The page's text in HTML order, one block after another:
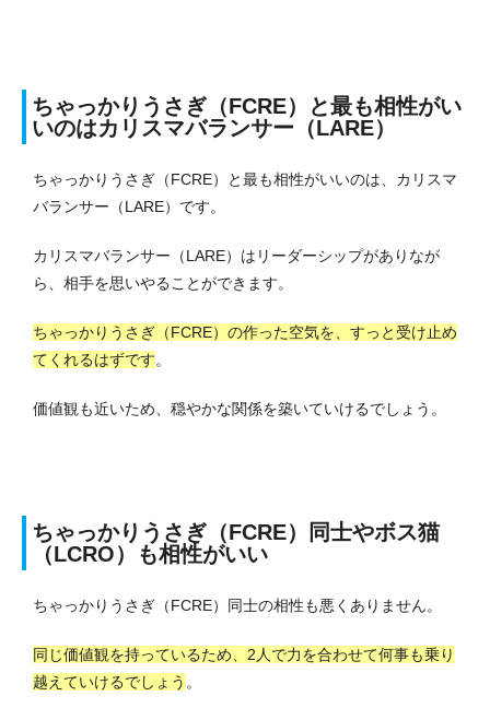
ちゃっかりうさぎ（FCRE）と最も相性がい
いのはカリスマバランサー（LARE）
ちゃっかりうさぎ（FCRE）と最も相性がいいのは、カリスマ
バランサー（LARE）です。
カリスマバランサー（LARE）はリーダーシップがありなが
ら、相手を思いやることができます。
ちゃっかりうさぎ（FCRE）の作った空気を、すっと受け止め
てくれるはずです。
価値観も近いため、穏やかな関係を築いていけるでしょう。
ちゃっかりうさぎ（FCRE）同士やボス猫
（LCRO）も相性がいい
ちゃっかりうさぎ（FCRE）同士の相性も悪くありません。
同じ価値観を持っているため、2人で力を合わせて何事も乗り
越えていけるでしょう 。